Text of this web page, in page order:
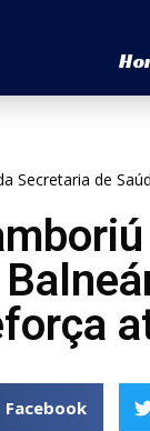
Secretaria de
Facebook